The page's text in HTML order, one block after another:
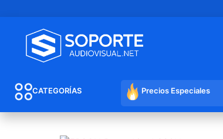
CATEGORÍAS Precios Especiales